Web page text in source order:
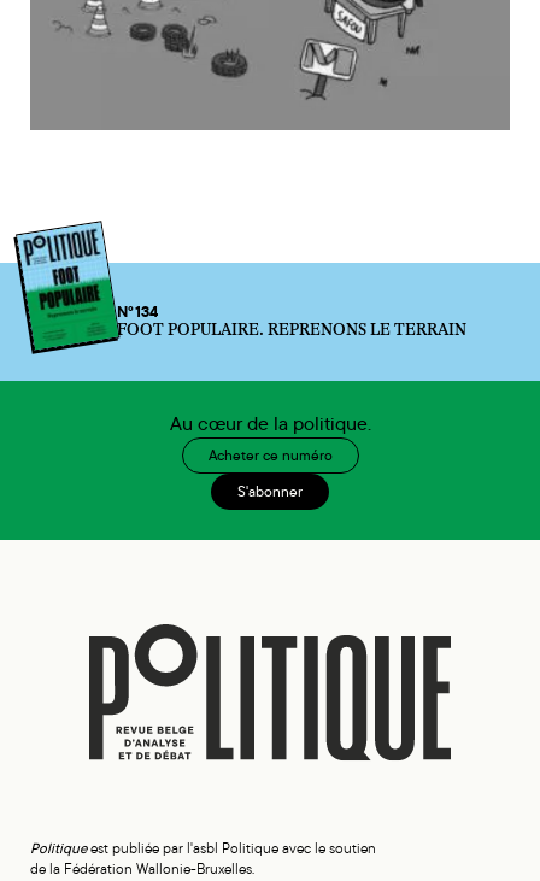
N°134
FOOT POPULAIRE. REPRENONS LE TERRAIN
Au cœur de la politique.
Acheter ce numéro
S'abonner
Politiqueest publiée par l'asbl Politique avec le soutien
de la Fédération Wallonie-Bruxelles.